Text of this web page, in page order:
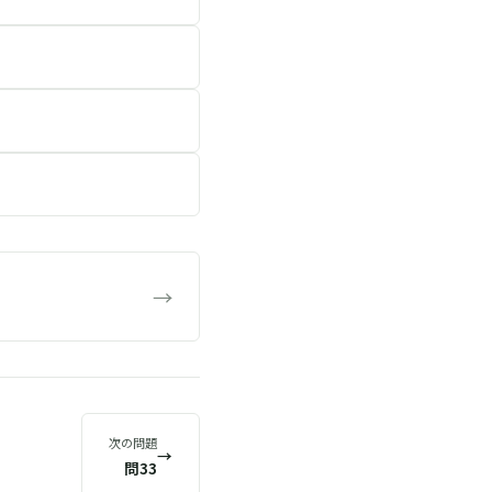
→
次の問題
問33
→